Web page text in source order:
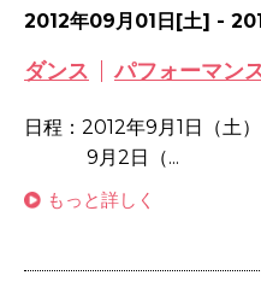
2012年09月01日[土] -
ダンス パフォーマン
日程：2012年9月1日（土
9月2日（...
もっと詳しく